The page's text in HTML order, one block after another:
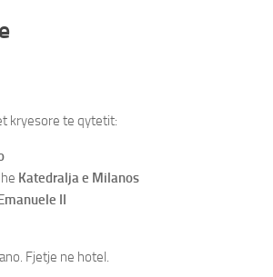
kryesore te qytetit:
Katedralja e Milanos
II
Fjetje ne hotel.